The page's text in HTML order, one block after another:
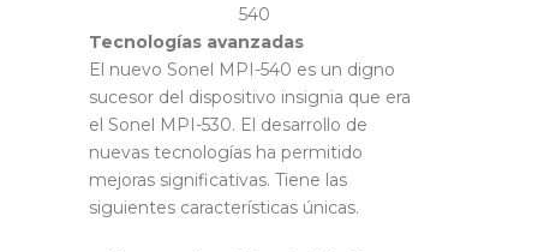
540
Tecnologías avanzadas
El nuevo Sonel MPI-540 es un digno
sucesor del dispositivo insignia que era
el Sonel MPI-530. El desarrollo de
nuevas tecnologías ha permitido
mejoras significativas. Tiene las
siguientes características únicas.